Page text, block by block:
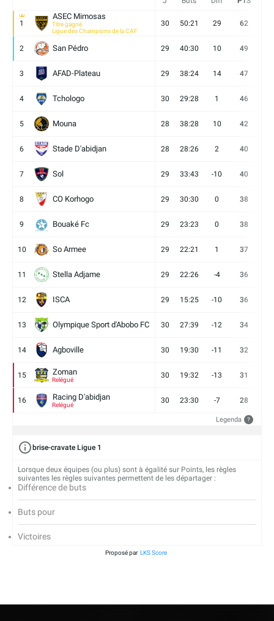
1
ASEC Mimosas
Titre gagné
Ligue des Champions de la CAF
30 50:21 29 62
2 San Pédro 29 40:30 10 49
3 AFAD-Plateau 29 38:24 14 47
4 Tchologo 30 29:28 1 46
5 Mouna 28 38:28 10 42
6 Stade D'abidjan 28 28:26 2 40
7 Sol 29 33:43 -10 40
8 CO Korhogo 29 30:30 0 38
9 Bouaké Fc 29 23:23 0 38
10 So Armee 29 22:21 1 37
11 Stella Adjame 29 22:26 -4 36
12 ISCA 29 15:25 -10 36
13 Olympique Sport d'Abobo FC 30 27:39 -12 34
14 Agboville 30 19:30 -11 32
15 Zoman
Relégué
30 19:32 -13 31
16 Racing D'abidjan
Relégué
30 23:30 -7 28
Legenda ?
brise-cravate Ligue 1
Lorsque deux équipes (ou plus) sont à égalité sur Points, les règles
suivantes les règles suivantes permettent de les départager :
Différence de buts
Buts pour
Victoires
Proposé par LKS Score